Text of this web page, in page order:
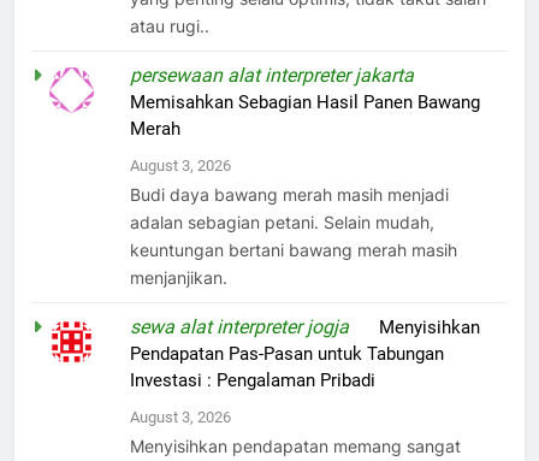
atau rugi..
persewaan alat interpreter jakarta
Memisahkan Sebagian Hasil Panen Bawang
Merah
August 3, 2026
Budi daya bawang merah masih menjadi
adalan sebagian petani. Selain mudah,
keuntungan bertani bawang merah masih
menjanjikan.
sewa alat interpreter jogja
Menyisihkan
Pendapatan Pas-Pasan untuk Tabungan
Investasi : Pengalaman Pribadi
August 3, 2026
Menyisihkan pendapatan memang sangat